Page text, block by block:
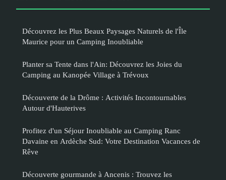
Découvrez les Plus Beaux Paysages Naturels de l'Île
Maurice pour un Camping Inoubliable
Planter sa Tente dans l'Ain: Découvrez les Joies du
Camping au Kanopée Village à Trévoux
Découverte de la Drôme : Activités Incontournables
Autour d'Hauterives
Profitez d'un Séjour Inoubliable au Camping Ranc
Davaine en Ardèche Sud: Votre Destination Vacances de
Rêve
Découverte gourmande à Ancenis : Trouvez les